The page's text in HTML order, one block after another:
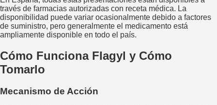
través de farmacias autorizadas con receta médica. La
disponibilidad puede variar ocasionalmente debido a factores
de suministro, pero generalmente el medicamento está
ampliamente disponible en todo el país.
Cómo Funciona Flagyl y Cómo
Tomarlo
Mecanismo de Acción